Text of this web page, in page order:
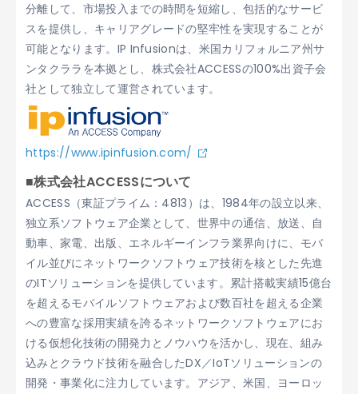
分離して、市場投入までの時間を短縮し、包括的なサービ
スを提供し、キャリアグレードの堅牢性を実現することが
可能となります。IP Infusionは、米国カリフォルニア州サ
ンタクララを本拠とし、株式会社ACCESSの100%出資子会
社として独立して運営されています。
https://www.ipinfusion.com/
■株式会社ACCESSについて
ACCESS（東証プライム：4813）は、1984年の設立以来、
独立系ソフトウェア企業として、世界中の通信、放送、自
動車、家電、出版、エネルギーインフラ業界向けに、モバ
イル並びにネットワークソフトウェア技術を核とした先進
のITソリューションを提供しています。累計搭載実績15億台
を超えるモバイルソフトウェアおよび数百社を超える企業
への豊富な採用実績を誇るネットワークソフトウェアにお
ける仮想化技術の開発力とノウハウを活かし、現在、組み
込みとクラウド技術を融合したDX／IoTソリューションの
開発・事業化に注力しています。アジア、米国、ヨーロッ